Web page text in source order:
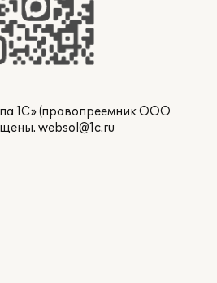
1С» (правопреемник ООО
websol@1c.ru